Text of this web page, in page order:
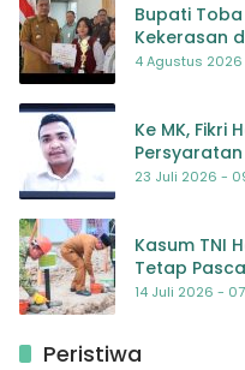
Bupati
Kekerasan
Dorong
4 Agustus 2026
Ke MK, Fikri
Persyaratan
Kompetensi
23 Juli 2026 -
Kasum TNI
Tetap
Harapan
14 Juli 2026 -
Peristiwa